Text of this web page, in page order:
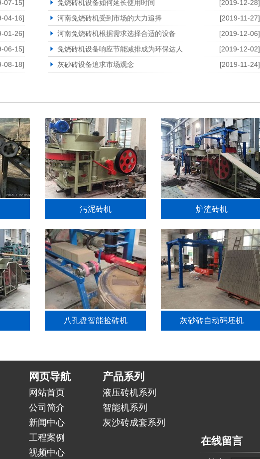
07-15]
04-16]
01-26]
06-15]
08-18]
免烧砖机设备如何延长使用时间
[2019-12-28]
河南免烧砖机受到市场的大力追捧
[2019-11-27]
河南免烧砖机根据需求选择合适的设备
[2019-12-06]
免烧砖机设备响应节能减排成为环保达人
[2019-12-02]
灰砂砖设备追求市场观念
[2019-11-24]
污泥砖机 炉渣砖机
八孔盘智能捡砖机 灰砂砖自动码坯机
网页导航
网站首页
公司简介
新闻中心
工程案例
视频中心
产品系列
液压砖机系列
智能机系列
灰沙砖成套系列
在线留言